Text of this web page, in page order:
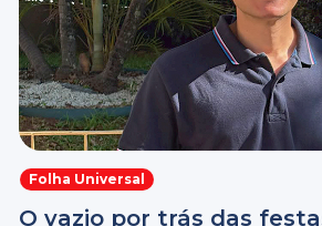
Folha Universal
O vazio por trás das